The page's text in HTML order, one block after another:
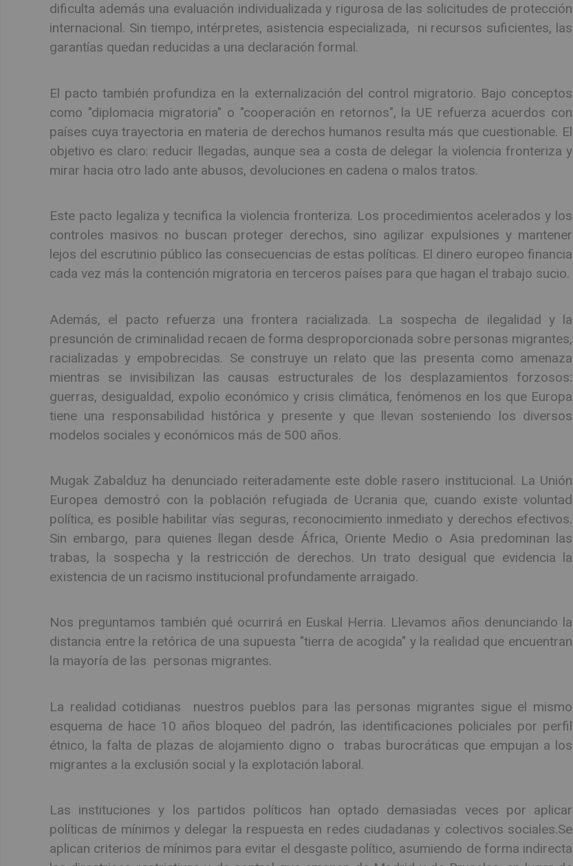
dificulta además una evaluación individualizada y rigurosa de las solicitudes de protección
internacional. Sin tiempo, intérpretes, asistencia especializada, ni recursos suficientes, las
garantías quedan reducidas a una declaración formal.
El pacto también profundiza en la externalización del control migratorio. Bajo conceptos
como "diplomacia migratoria" o "cooperación en retornos", la UE refuerza acuerdos con
países cuya trayectoria en materia de derechos humanos resulta más que cuestionable. El
objetivo es claro: reducir llegadas, aunque sea a costa de delegar la violencia fronteriza y
mirar hacia otro lado ante abusos, devoluciones en cadena o malos tratos.
Este pacto legaliza y tecnifica la violencia fronteriza. Los procedimientos acelerados y los
controles masivos no buscan proteger derechos, sino agilizar expulsiones y mantener
lejos del escrutinio público las consecuencias de estas políticas. El dinero europeo financia
cada vez más la contención migratoria en terceros países para que hagan el trabajo sucio.
Además, el pacto refuerza una frontera racializada. La sospecha de ilegalidad y la
presunción de criminalidad recaen de forma desproporcionada sobre personas migrantes,
racializadas y empobrecidas. Se construye un relato que las presenta como amenaza
mientras se invisibilizan las causas estructurales de los desplazamientos forzosos:
guerras, desigualdad, expolio económico y crisis climática, fenómenos en los que Europa
tiene una responsabilidad histórica y presente y que llevan sosteniendo los diversos
modelos sociales y económicos más de 500 años.
Mugak Zabalduz ha denunciado reiteradamente este doble rasero institucional. La Unión
Europea demostró con la población refugiada de Ucrania que, cuando existe voluntad
política, es posible habilitar vías seguras, reconocimiento inmediato y derechos efectivos.
Sin embargo, para quienes llegan desde África, Oriente Medio o Asia predominan las
trabas, la sospecha y la restricción de derechos. Un trato desigual que evidencia la
existencia de un racismo institucional profundamente arraigado.
Nos preguntamos también qué ocurrirá en Euskal Herria. Llevamos años denunciando la
distancia entre la retórica de una supuesta "tierra de acogida" y la realidad que encuentran
la mayoría de las personas migrantes.
La realidad cotidianas nuestros pueblos para las personas migrantes sigue el mismo
esquema de hace 10 años bloqueo del padrón, las identificaciones policiales por perfil
étnico, la falta de plazas de alojamiento digno o trabas burocráticas que empujan a los
migrantes a la exclusión social y la explotación laboral.
Las instituciones y los partidos políticos han optado demasiadas veces por aplicar
políticas de mínimos y delegar la respuesta en redes ciudadanas y colectivos sociales.Se
aplican criterios de mínimos para evitar el desgaste político, asumiendo de forma indirecta